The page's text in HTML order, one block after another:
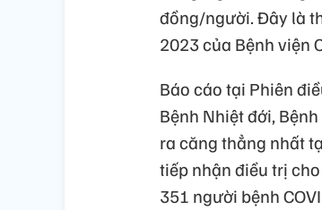
đồng/người. Đây là
2023 của Bệnh viện
Báo cáo tại Phiên
Bệnh Nhiệt đới,
ra căng thẳng nhất
tiếp nhận điều trị
351 người bệnh